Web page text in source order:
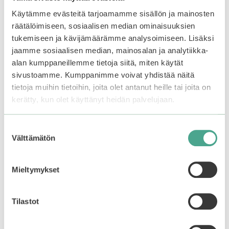
Käytämme evästeitä tarjoamamme sisällön ja mainosten
räätälöimiseen, sosiaalisen median ominaisuuksien
tukemiseen ja kävijämäärämme analysoimiseen. Lisäksi
jaamme sosiaalisen median, mainosalan ja analytiikka-
alan kumppaneillemme tietoja siitä, miten käytät
sivustoamme. Kumppanimme voivat yhdistää näitä
tietoja muihin tietoihin, joita olet antanut heille tai joita on
kerätty, kun olet käyttänyt heidän palvelujaan.
valinta
Välttämätön
Mieltymykset
Tilastot
Lisää ostoskoriin
t
Lisää ostoskoriin
REAL BARRIER |
Extreme Cream
Medicube | Collagen